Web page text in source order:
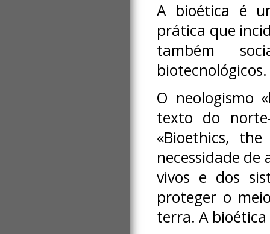
A bioética é
prática que
também
biotecnológicos.
O neologismo
texto do
«Bioethics,
necessidade de
vivos e dos
proteger o
terra. A